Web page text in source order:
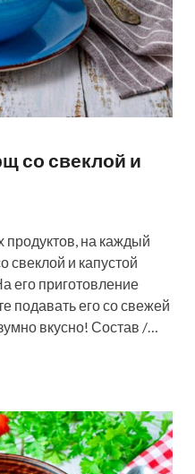
со свеклой и
на каждый
свеклой и капустой
его приготовление
подавать его со свежей
вкусно! Состав /…